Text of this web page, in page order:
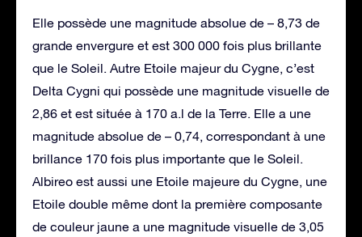
Elle possède une magnitude absolue de – 8,73 de
grande envergure et est 300 000 fois plus brillante
que le Soleil. Autre Etoile majeur du Cygne, c’est
Delta Cygni qui possède une magnitude visuelle de
2,86 et est située à 170 a.l de la Terre. Elle a une
magnitude absolue de – 0,74, correspondant à une
brillance 170 fois plus importante que le Soleil.
Albireo est aussi une Etoile majeure du Cygne, une
Etoile double même dont la première composante
de couleur jaune a une magnitude visuelle de 3,05